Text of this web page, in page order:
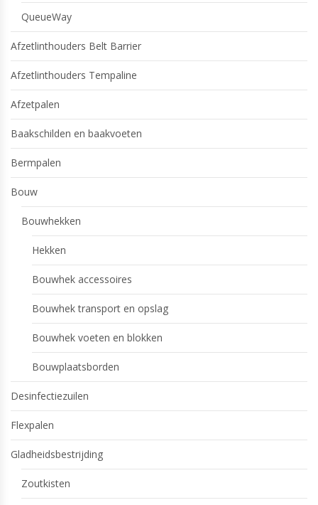
QueueWay
Afzetlinthouders Belt Barrier
Afzetlinthouders Tempaline
Afzetpalen
Baakschilden en baakvoeten
Bermpalen
Bouw
Bouwhekken
Hekken
Bouwhek accessoires
Bouwhek transport en opslag
Bouwhek voeten en blokken
Bouwplaatsborden
Desinfectiezuilen
Flexpalen
Gladheidsbestrijding
Zoutkisten